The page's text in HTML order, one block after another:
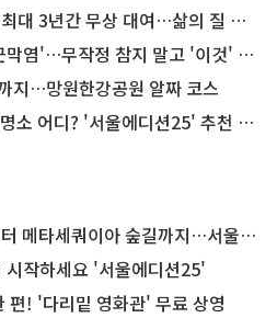
3년간 무상 대여…삶의 질 높인다
'…무작정 참지 말고 '이것' 해보세요!
지…망원한강공원 알짜 코스
어디? '서울에디션25' 추천 코스
세쿼이아 숲길까지…서울둘레길 15코스
시작하세요 '서울에디션25'
편! '다리밑 영화관' 무료 상영